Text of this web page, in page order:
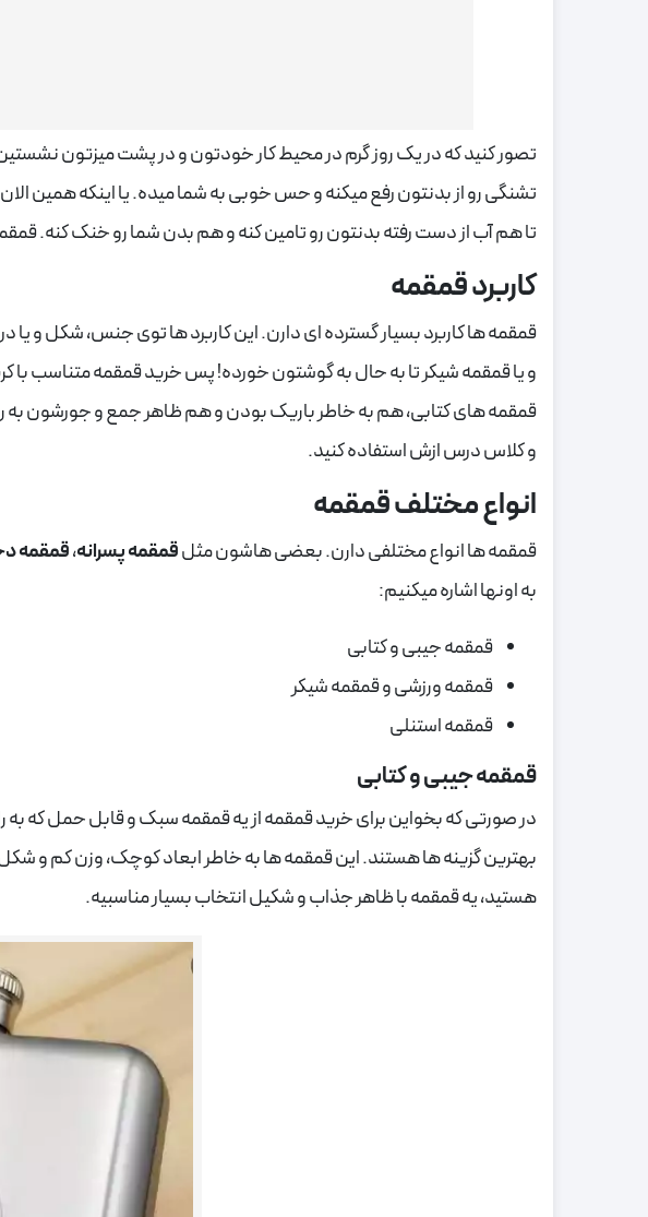
تصور کنید که در یک روز گرم در محیط کار خودتون و در پشت میزتون
تشنگی رو از بدنتون رفع میکنه و حس خوبی به شما میده. یا اینکه همین
تا هم آب از دست رفته بدنتون رو تامین کنه و هم بدن شما رو خنک کنه.
کاربرد قمقمه
قمقمه ها کاربرد بسیار گسترده ای دارن. این کاربرد ها توی جنس، شکل و
و یا قمقمه شیکر تا به حال به گوشتون خورده! پس خرید قمقمه متناسب با
قمقمه های کتابی، هم به خاطر باریک بودن و هم ظاهر جمع و جورشون به
و کلاس درس ازش استفاده کنید.
انواع مختلف قمقمه
قمقمه ها انواع مختلفی دارن. بعضی هاشون مثلقمقمه پسرانه،قمقمه
به اونها اشاره میکنیم:
قمقمه جیبی و کتابی
قمقمه ورزشی و قمقمه شیکر
قمقمه استنلی
قمقمه جیبی و کتابی
در صورتی که بخواین برای خرید قمقمه از یه قمقمه سبک و قابل حمل که
بهترین گزینه ها هستند. این قمقمه ها به خاطر ابعاد کوچک، وزن کم و
هستید، یه قمقمه با ظاهر جذاب و شکیل انتخاب بسیار مناسبیه.